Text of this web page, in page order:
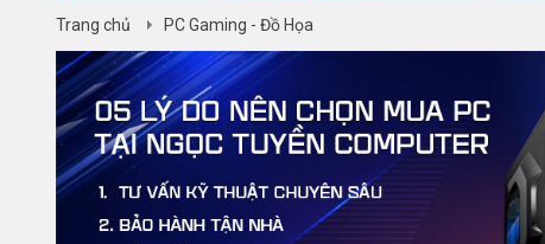
Trang chủ PC Gaming - Đồ Họa